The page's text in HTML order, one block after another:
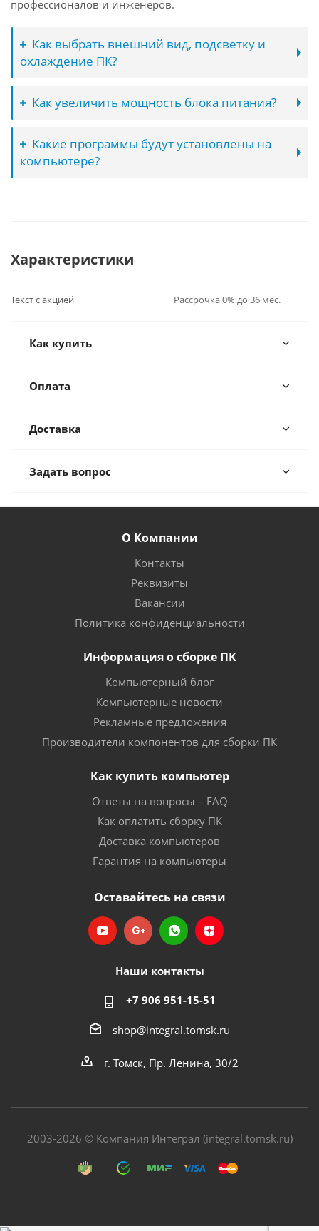
профессионалов и инженеров.
Как выбрать внешний вид, подсветку и
охлаждение ПК?
Как увеличить мощность блока питания?
Какие программы будут установлены на
компьютере?
Характеристики
Текст с акцией Рассрочка 0% до 36 мес.
Как купить
Оплата
Доставка
Задать вопрос
О Компании
Контакты
Реквизиты
Вакансии
Политика конфиденциальности
Информация о сборке ПК
Компьютерный блог
Компьютерные новости
Рекламные предложения
Производители компонентов для сборки ПК
Как купить компьютер
Ответы на вопросы – FAQ
Как оплатить сборку ПК
Доставка компьютеров
Гарантия на компьютеры
Оставайтесь на связи
Наши контакты
+7 906 951-15-51
shop@integral.tomsk.ru
г. Томск, Пр. Ленина, 30/2
2003-2026 © Компания Интеграл (integral.tomsk.ru)